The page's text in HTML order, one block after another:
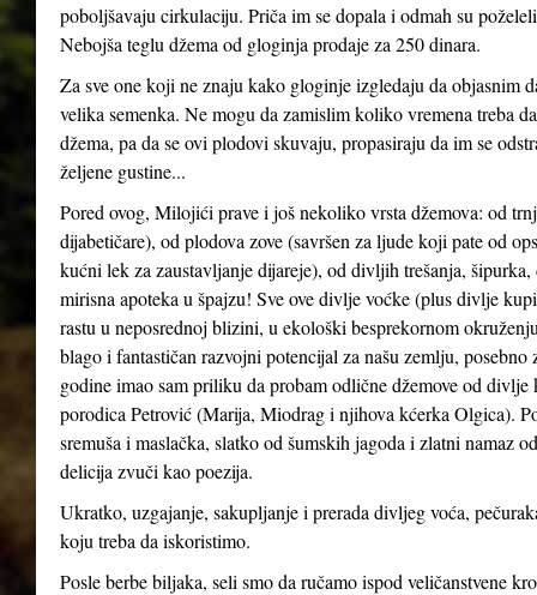
poboljšavaju cirkulaciju. Priča im se dopala i odmah su
Nebojša teglu džema od gloginja prodaje za 250 dinara.
Za sve one koji ne znaju kako gloginje izgledaju da objasnim
velika semenka. Ne mogu da zamislim koliko vremena treba
džema, pa da se ovi plodovi skuvaju, propasiraju da im se
željene gustine...
Pored ovog, Milojići prave i još nekoliko vrsta džemova: od
dijabetičare), od plodova zove (savršen za ljude koji pate od
kućni lek za zaustavljanje dijareje), od divljih trešanja,
mirisna apoteka u špajzu! Sve ove divlje voćke (plus divlje
rastu u neposrednoj blizini, u ekološki besprekornom
blago i fantastičan razvojni potencijal za našu zemlju,
godine imao sam priliku da probam odlične džemove od
porodica Petrović (Marija, Miodrag i njihova kćerka Olgica).
sremuša i maslačka, slatko od šumskih jagoda i zlatni namaz
delicija zvuči kao poezija.
Ukratko, uzgajanje, sakupljanje i prerada divljeg voća,
koju treba da iskoristimo.
Posle berbe biljaka, seli smo da ručamo ispod veličanstvene